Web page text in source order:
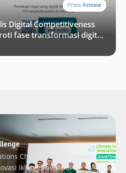
Press Release
Digital Competitiveness
fase transformasi digital
Challenge (CIIC) adalah
iklim terbesar di